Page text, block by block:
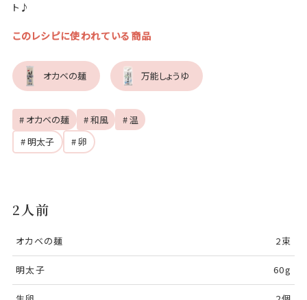
ト♪
このレシピに使われている商品
オカベの麺 万能しょうゆ
# オカベの麺 # 和風
# 温
# 明太子
# 卵
2人前
オカベの麺 2束
明太子 60g